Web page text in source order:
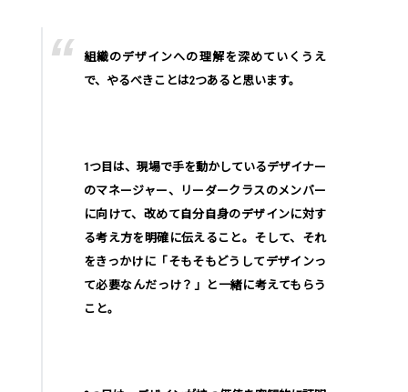
組織のデザインへの理解を深めていくうえ
で、やるべきことは2つあると思います。
1つ目は、現場で手を動かしているデザイナー
のマネージャー、リーダークラスのメンバー
に向けて、改めて自分自身のデザインに対す
る考え方を明確に伝えること。そして、それ
をきっかけに「そもそもどうしてデザインっ
て必要なんだっけ？」と一緒に考えてもらう
こと。